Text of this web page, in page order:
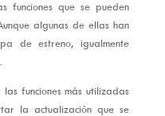
funciones que se pueden
algunas de ellas han
de estreno, igualmente
funciones más utilizadas
la actualización que se